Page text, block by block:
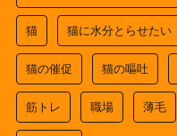
猫 猫に水分とらせたい
猫の催促 猫の嘔吐
筋トレ 職場 薄毛